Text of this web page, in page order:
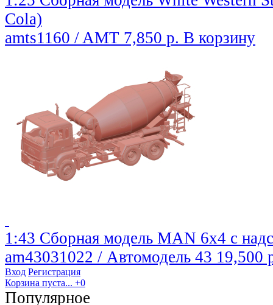
Cola)
amts1160 / AMT 7,850 р. В корзину
1:43 Сборная модель MAN 6х4 с
am43031022 / Автомодель 43 19,500
Вход Регистрация
Корзина пуста... +0
Популярное